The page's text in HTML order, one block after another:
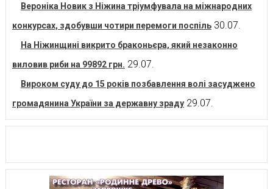
Вероніка Новик з Ніжина тріумфувала на міжнародних
конкурсах, здобувши чотири перемоги поспіль 30.07.
На Ніжинщині викрито браконьєра, який незаконно
виловив риби на 99892 грн. 29.07.
Вироком суду до 15 років позбавлення волі засуджено
громадянина України за державну зраду 29.07.